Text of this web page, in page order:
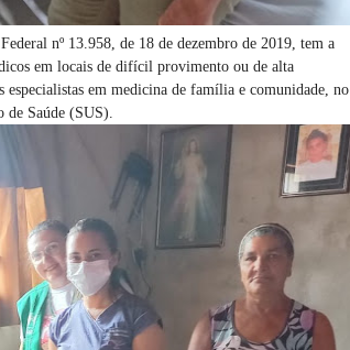
nº 13.958, de 18 de dezembro de 2019, tem a
em locais de difícil provimento ou de alta
em medicina de família e comunidade, no
Saúde (SUS).